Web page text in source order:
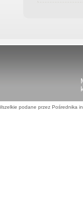
podane przez Pośrednika